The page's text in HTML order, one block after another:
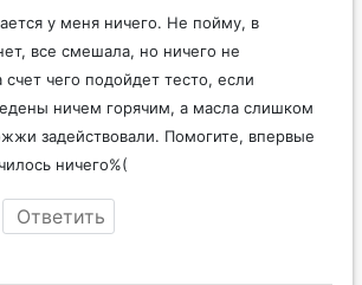
у меня ничего. Не пойму, в
все смешала, но ничего не
чего подойдет тесто, если
ничем горячим, а масла слишком
задействовали. Помогите, впервые
ничего%(
Ответить